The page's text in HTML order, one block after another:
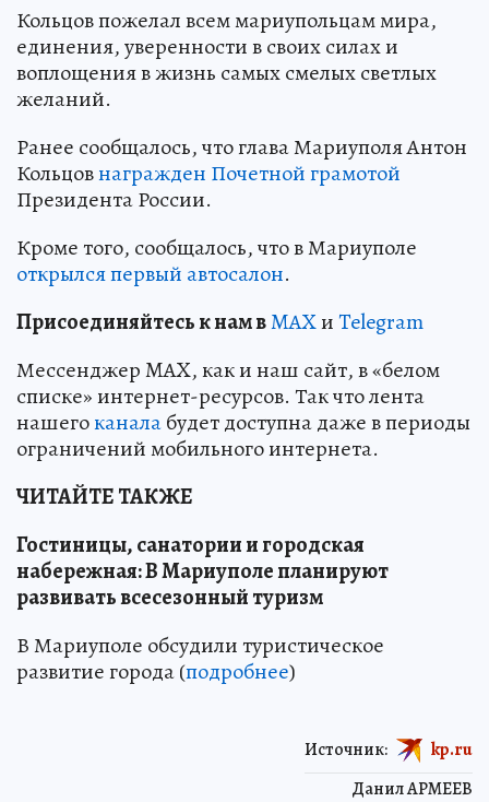
Кольцов пожелал всем мариупольцам мира,
единения, уверенности в своих силах и
воплощения в жизнь самых смелых светлых
желаний.
Ранее сообщалось, что глава Мариуполя Антон
Кольцовнагражден Почетной грамотой
Президента России.
Кроме того, сообщалось, что в Мариуполе
открылся первый автосалон.
Присоединяйтесь к нам вMAXиTelegram
Мессенджер MAX, как и наш сайт, в «белом
списке» интернет-ресурсов. Так что лента
нашегоканалабудет доступна даже в периоды
ограничений мобильного интернета.
ЧИТАЙТЕ ТАКЖЕ
Гостиницы, санатории и городская
набережная: В Мариуполе планируют
развивать всесезонный туризм
В Мариуполе обсудили туристическое
развитие города (подробнее)
Данил АРМЕЕВ
Источник: kp.ru